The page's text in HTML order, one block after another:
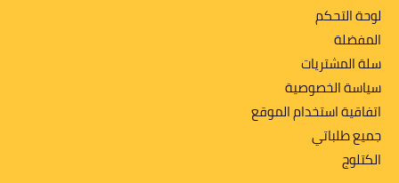
لوحة التحكم
المفضلة
سلة المشتريات
سياسة الخصوصية
اتفاقية استخدام الموقع
جميع طلباتي
الكتلوج